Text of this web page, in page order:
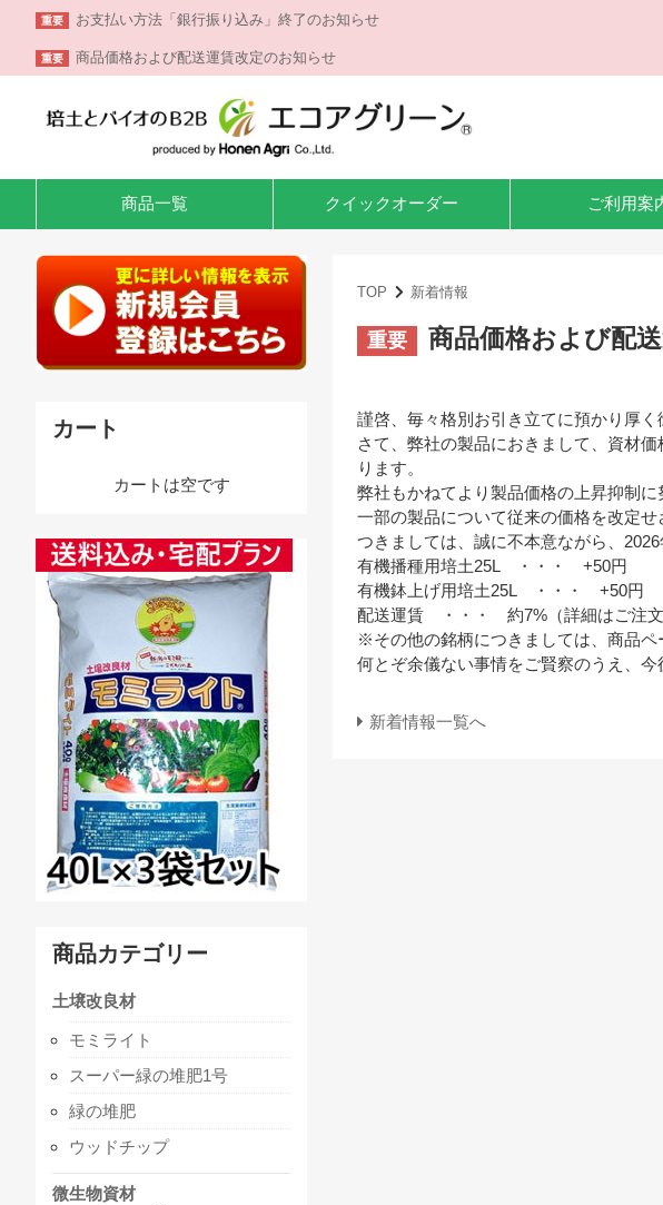
重要 お支払い方法「銀行振り込み」終了のお知らせ
重要 商品価格および配送運賃改定のお知らせ
商品一覧 クイックオーダー ご利用案
TOP 新着情報
重要 商品価格および配
謹啓、毎々格別お引き立てに預かり厚く
さて、弊社の製品におきまして、資材
ります。
弊社もかねてより製品価格の上昇抑制
一部の製品について従来の価格を改定
つきましては、誠に不本意ながら、
有機播種用培土25L ・・・ +50円
有機鉢上げ用培土25L ・・・ +50円
配送運賃 ・・・ 約7%（詳細はご注文
※その他の銘柄につきましては、商品ペ
何とぞ余儀ない事情をご賢察のうえ、
新着情報一覧へ
カート
カートは空です
商品カテゴリー
土壌改良材
モミライト
スーパー緑の堆肥1号
緑の堆肥
ウッドチップ
微生物資材